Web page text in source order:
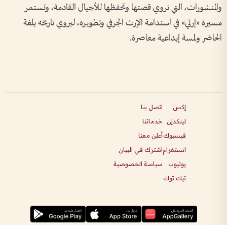
والمنشورات، التي تروي قصتها وتحفظها للأجيال القادمة، وتستمر
مسيرة «إرثي» في استدامة الإرث الحِرفي وتطويره، ليروي تاريخه بلغة
الحاضر ولمسة إبداعية معاصرة.
إكس
لينكدإن
فيسبوك
انستغرام
يوتيوب
تيك توك
اتصل بنا
خدماتنا
أعلن معنا
اشترك في البيان
سياسة الخصوصية